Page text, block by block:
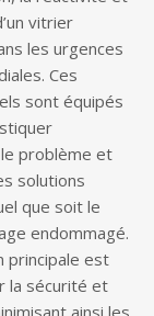
vitrier
les urgences
Ces
sont équipés
problème et
solutions
que soit le
endommagé.
principale est
la sécurité et